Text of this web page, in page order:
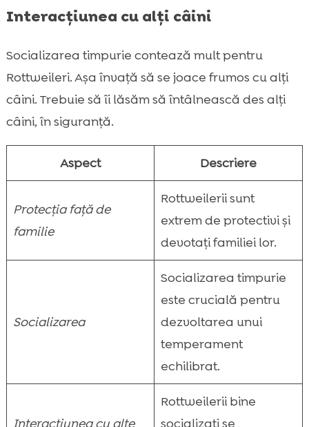
Interacțiunea cu alți câini
Socializarea timpurie contează mult pentru
Rottweileri. Așa învață să se joace frumos cu alți
câini. Trebuie să îi lăsăm să întâlnească des alți
câini, în siguranță.
Aspect Descriere
Protecția față de
familie
Rottweilerii sunt
extrem de protectivi și
devotați familiei lor.
Socializarea
Socializarea timpurie
este crucială pentru
dezvoltarea unui
temperament
echilibrat.
Interacțiunea cu alte
Rottweilerii bine
socializați se